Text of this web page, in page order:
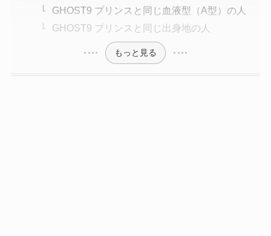
GHOST9 プリンスと同じ血液型（A型）の人
GHOST9 プリンスと同じ出身地の人
もっと見る